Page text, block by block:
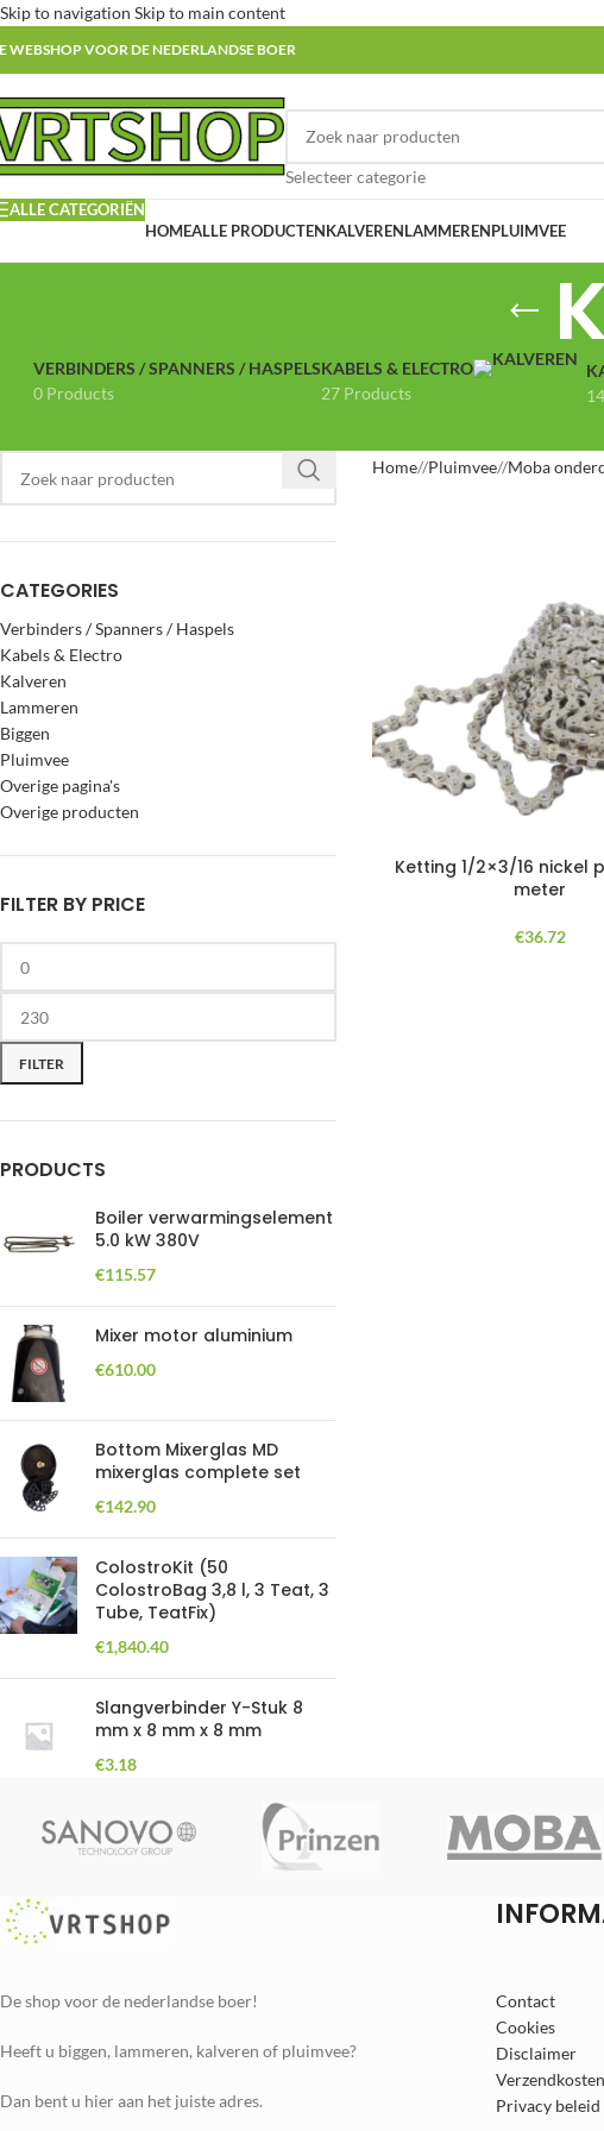
Skip to navigation Skip to main content
WEBSHOP VOOR DE NEDERLANDSE BOER
Selecteer categorie
ALLE CATEGORIËN
HOMEALLE PRODUCTENKALVERENLAMMERENPLUIMVEE
VERBINDERS / SPANNERS / HASPELS
0 Products
KABELS & ELECTRO
27 Products
CATEGORIES
Verbinders / Spanners / Haspels
Kabels & Electro
Kalveren
Lammeren
Biggen
Pluimvee
Overige pagina's
Overige producten
FILTER BY PRICE
FILTER
PRODUCTS
Boiler verwarmingselement
5.0 kW 380V
€115.57
Mixer motor aluminium
€610.00
Bottom Mixerglas MD
mixerglas complete set
€142.90
ColostroKit (50
ColostroBag 3,8 l, 3 Teat, 3
Tube, TeatFix)
€1,840.40
Slangverbinder Y-Stuk 8
mm x 8 mm x 8 mm
€3.18
Home/ Pluimvee/ Moba
Ketting 1/2×3/16 nickel
meter
€36.72
De shop voor de nederlandse boer!
Heeft u biggen, lammeren, kalveren of pluimvee?
Dan bent u hier aan het juiste adres.
Contact
Cookies
Disclaimer
Verzendkosten
Privacy beleid